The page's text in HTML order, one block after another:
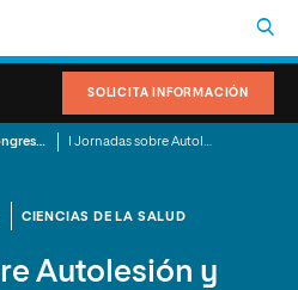
SOLICITA INFORMACIÓN
Jornadas y congresos
CIENCIAS DE LA SALUD
Autolesión y